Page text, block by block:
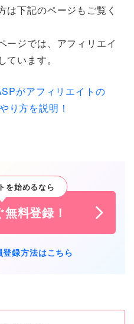
は下記のページもご覧く
ージでは、アフィリエイ
ています。
がアフィリエイトの
り方を説明！
を始めるなら
料登録！
録方法はこちら